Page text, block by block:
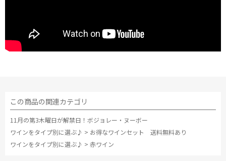
この商品の関連カテゴリ
11月の第3木曜日が解禁日！ボジョレー・ヌーボー
ワインをタイプ別に選ぶ♪ > お得なワインセット 送料無料あり
ワインをタイプ別に選ぶ♪ > 赤ワイン